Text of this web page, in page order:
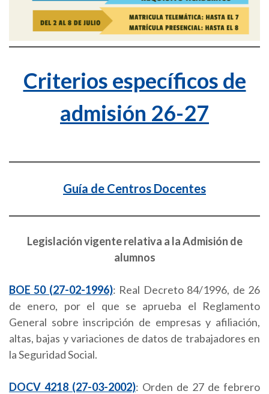
Criterios específicos de
admisión 26-27
Guía de Centros Docentes
Legislación vigenterelativa a la Admisión de
alumnos
BOE 50 (27-02-1996): Real Decreto 84/1996, de 26
de enero, por el que se aprueba el Reglamento
General sobre inscripción de empresas y afiliación,
altas, bajas y variaciones de datos de trabajadores en
la Seguridad Social.
DOCV 4218 (27-03-2002): Orden de 27 de febrero